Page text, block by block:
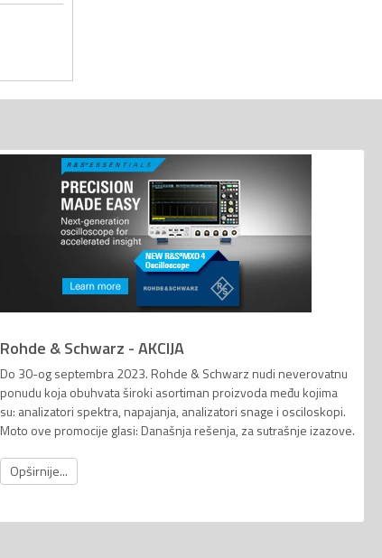
Rohde & Schwarz - AKCIJA
Do 30-og septembra 2023. Rohde & Schwarz nudi neverovatnu
ponudu koja obuhvata široki asortiman proizvoda među kojima
su: analizatori spektra, napajanja, analizatori snage i osciloskopi.
Moto ove promocije glasi: Današnja rešenja, za sutrašnje izazove.
Opširnije...